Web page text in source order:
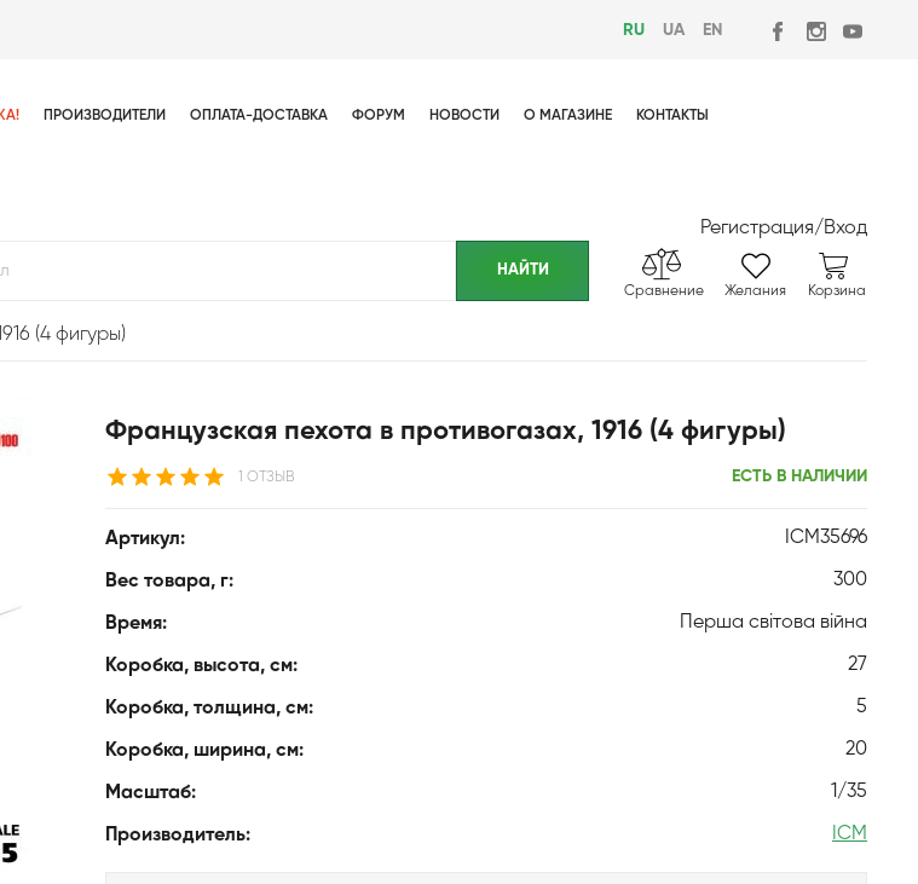
RU UA EN
ПРОИЗВОДИТЕЛИ ОПЛАТА-ДОСТАВКА ФОРУМ НОВОСТИ О МАГАЗИНЕ КОНТАКТЫ
Регистрация/Вход
Сравнение Желания Корзина
(4 фигуры)
Французская пехота в противогазах, 1916 (4 фигуры)
1 ОТЗЫВ ЕСТЬ В НАЛИЧИИ
Артикул: ICM35696
Вес товара, г: 300
Время: Перша світова війна
Коробка, высота, см: 27
Коробка, толщина, см: 5
Коробка, ширина, см: 20
Масштаб: 1/35
Производитель: ICM